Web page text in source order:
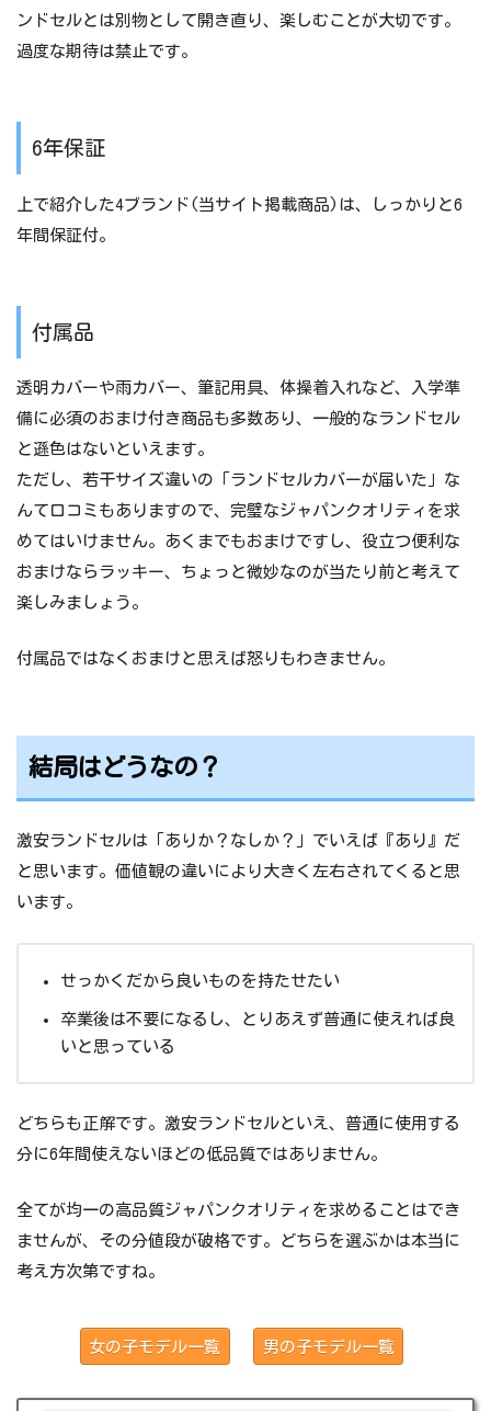
ンドセルとは別物として開き直り、楽しむことが大切です。
過度な期待は禁止です。
6年保証
上で紹介した4ブランド(当サイト掲載商品)は、しっかりと6
年間保証付。
付属品
透明カバーや雨カバー、筆記用具、体操着入れなど、入学準
備に必須のおまけ付き商品も多数あり、一般的なランドセル
と遜色はないといえます。
ただし、若干サイズ違いの「ランドセルカバーが届いた」な
んて口コミもありますので、完璧なジャパンクオリティを求
めてはいけません。あくまでもおまけですし、役立つ便利な
おまけならラッキー、ちょっと微妙なのが当たり前と考えて
楽しみましょう。
付属品ではなくおまけと思えば怒りもわきません。
結局はどうなの？
激安ランドセルは「ありか？なしか？」でいえば『あり』だ
と思います。価値観の違いにより大きく左右されてくると思
います。
せっかくだから良いものを持たせたい
卒業後は不要になるし、とりあえず普通に使えれば良
いと思っている
どちらも正解です。激安ランドセルといえ、普通に使用する
分に6年間使えないほどの低品質ではありません。
全てが均一の高品質ジャパンクオリティを求めることはでき
ませんが、その分値段が破格です。どちらを選ぶかは本当に
考え方次第ですね。
女の子モデル一覧 男の子モデル一覧